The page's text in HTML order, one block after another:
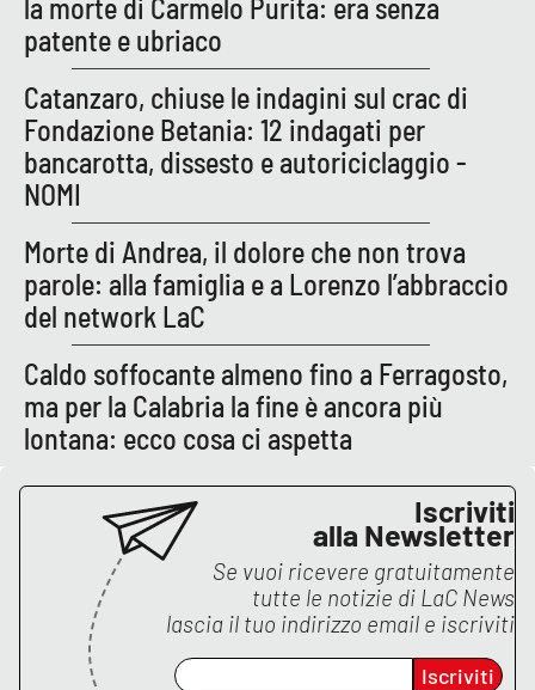
Venti di comunicazione
STREAMING
LaC TV
LaC Network
LaC OnAir
EDIZIONI
LOCALI
Crotone
Vibo Valentia
Reggio Calabria
la morte di Carmelo Purita: era senza
patente e ubriaco
Catanzaro, chiuse le indagini sul crac di
Fondazione Betania: 12 indagati per
bancarotta, dissesto e autoriciclaggio -
NOMI
Morte di Andrea, il dolore che non trova
parole: alla famiglia e a Lorenzo l’abbraccio
del network LaC
Caldo soffocante almeno fino a Ferragosto,
ma per la Calabria la fine è ancora più
lontana: ecco cosa ci aspetta
Iscriviti
alla Newsletter
Se vuoi ricevere gratuitamente
tutte le notizie di LaC News
lascia il tuo indirizzo email e iscriviti
Iscriviti